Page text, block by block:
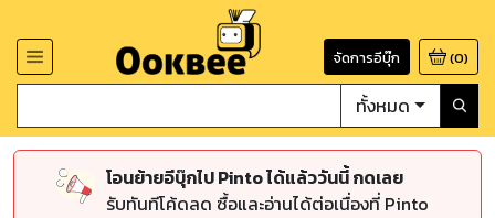
จัดการอีบุ๊ก (0)
ทั้งหมด
โอนย้ายอีบุ๊กไป Pinto ได้แล้ววันนี้ กดเลย
รับทันทีโค้ดลด ซื้อและอ่านได้ต่อเนื่องที่ Pinto